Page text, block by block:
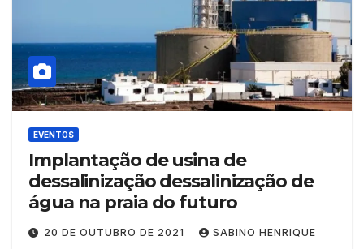
EVENTOS
Implantação de usina de
dessalinização dessalinização de
água na praia do futuro
20 DE OUTUBRO DE 2021 SABINO HENRIQUE